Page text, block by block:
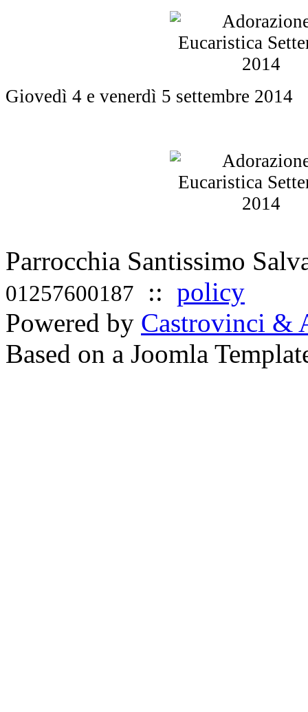
Giovedì 4 e venerdì 5 settembre 2014
Parrocchia Santissimo
01257600187 :: policy
Powered by Castrovinci &
Based on a Joomla